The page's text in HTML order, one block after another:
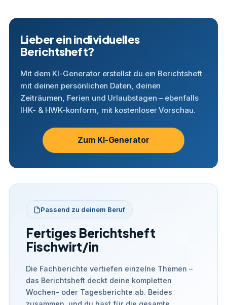
Lieber ein individuelles
Berichtsheft?
Mit dem KI-Generator erstellst du ein Berichtsheft
mit deinen persönlichen Daten, deinen
Zeiträumen, Ferien und Urlaubstagen – ebenfalls
IHK- & HWK-konform, mit kostenloser Vorschau.
Zum KI-Generator
Passend zu deinem Beruf
Fertiges Berichtsheft
Fischwirt/in
Die Fachberichte vertiefen einzelne Themen –
das Berichtsheft deckt deine kompletten
Wochen- oder Tagesberichte ab. Beides